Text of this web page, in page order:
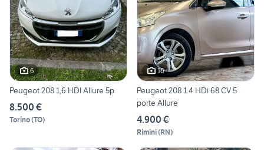
6
Peugeot 208 1,6 HDI Allure 5p
8.500 €
Torino(TO)
16
Peugeot 208 1.4 HDi 68 CV 5
porte Allure
4.900 €
Rimini(RN)